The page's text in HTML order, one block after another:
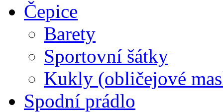
Čepice
Barety
Sportovní šátky
Kukly (obličejové
Spodní prádlo